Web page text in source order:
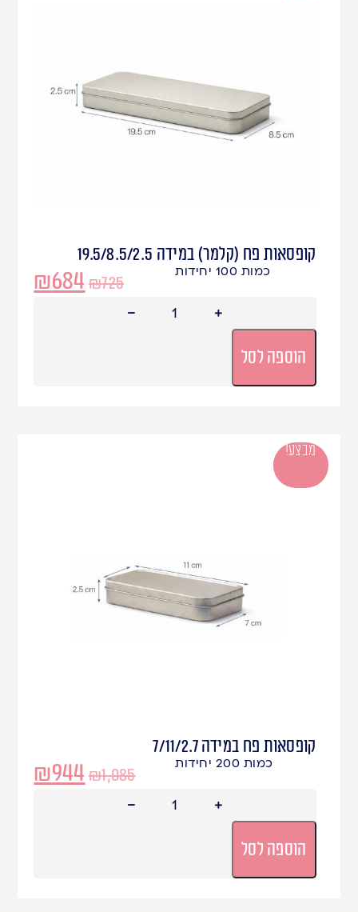
קופסאות פח (קלמר) במידה 19.5/8.5/2.5
₪725
₪684 כמות 100 יחידות
הוספה לסל
קופסאות פח במידה 7/11/2.7
₪1,085
₪944 כמות 200 יחידות
הוספה לסל
מבצע!